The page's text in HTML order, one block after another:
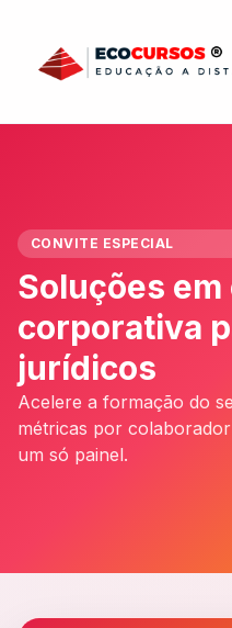
CONVITE ESPECIAL
Soluções
corporativa
jurídicos
Acelere a formação do
métricas por
um só painel.